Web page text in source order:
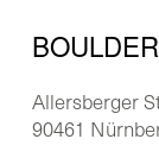
Allersberger
90461